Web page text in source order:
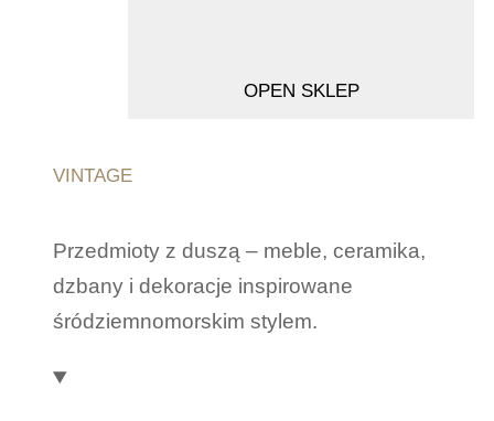
OPEN SKLEP
VINTAGE
Przedmioty z duszą – meble, ceramika,
dzbany i dekoracje inspirowane
śródziemnomorskim stylem.